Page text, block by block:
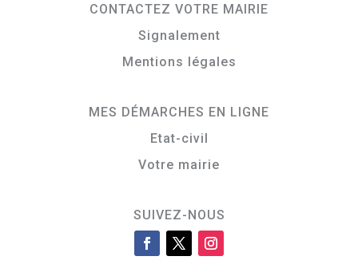
CONTACTEZ VOTRE MAIRIE
Signalement
Mentions légales
MES DÉMARCHES EN LIGNE
Etat-civil
Votre mairie
SUIVEZ-NOUS